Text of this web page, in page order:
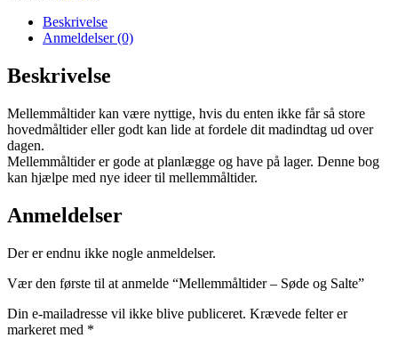
Salte
Beskrivelse
Anmeldelser (0)
Beskrivelse
Mellemmåltider kan være nyttige, hvis du enten ikke får så store
hovedmåltider eller godt kan lide at fordele dit madindtag ud over
dagen.
Mellemmåltider er gode at planlægge og have på lager. Denne bog
kan hjælpe med nye ideer til mellemmåltider.
Anmeldelser
Der er endnu ikke nogle anmeldelser.
Vær den første til at anmelde “Mellemmåltider – Søde og Salte”
Din e-mailadresse vil ikke blive publiceret. Krævede felter er
markeret med *